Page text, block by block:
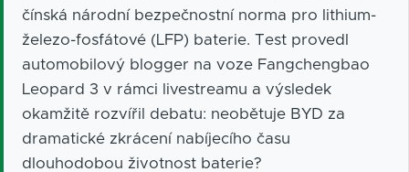
čínská národní bezpečnostní norma pro lithium-
železo-fosfátové (LFP) baterie. Test provedl
automobilový blogger na voze Fangchengbao
Leopard 3 v rámci livestreamu a výsledek
okamžitě rozvířil debatu: neobětuje BYD za
dramatické zkrácení nabíjecího času
dlouhodobou životnost baterie?